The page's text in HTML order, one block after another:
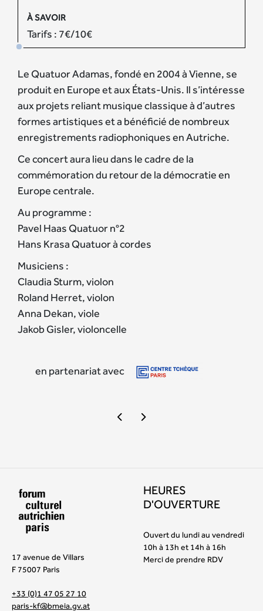
À SAVOIR
Tarifs : 7€/10€
Le Quatuor Adamas, fondé en 2004 à Vienne, se
produit en Europe et aux États-Unis. Il s’intéresse
aux projets reliant musique classique à d’autres
formes artistiques et a bénéficié de nombreux
enregistrements radiophoniques en Autriche.
Ce concert aura lieu dans le cadre de la
commémoration du retour de la démocratie en
Europe centrale.
Au programme :
Pavel Haas Quatuor n°2
Hans Krasa Quatuor à cordes
Musiciens :
Claudia Sturm, violon
Roland Herret, violon
Anna Dekan, viole
Jakob Gisler, violoncelle
en partenariat avec
17 avenue de Villars
F 75007 Paris
+33 (0)1 47 05 27 10
paris-kf@bmeia.gv.at
HEURES
D'OUVERTURE
Ouvert du lundi au vendredi
10h à 13h et 14h à 16h
Merci de prendre RDV